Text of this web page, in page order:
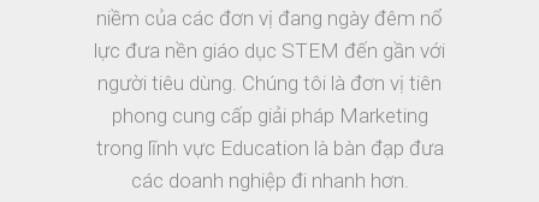
niềm của các đơn vị đang ngày đêm nổ
lực đưa nền giáo dục STEM đến gần với
người tiêu dùng. Chúng tôi là đơn vị tiên
phong cung cấp giải pháp Marketing
trong lĩnh vực Education là bàn đạp đưa
các doanh nghiệp đi nhanh hơn.